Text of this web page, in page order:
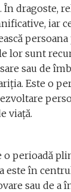
dragoste,
iar
lor sunt
sau de
Este o
viață.
perioadă
este în
sau de a